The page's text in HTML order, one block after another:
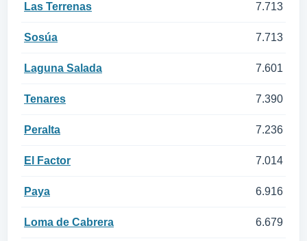
Las Terrenas 7.713
Sosúa 7.713
Laguna Salada 7.601
Tenares 7.390
Peralta 7.236
El Factor 7.014
Paya 6.916
Loma de Cabrera 6.679